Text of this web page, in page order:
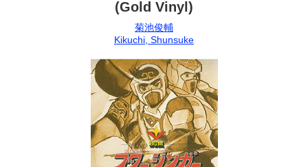
(Gold Vinyl)
菊池俊輔
Kikuchi, Shunsuke